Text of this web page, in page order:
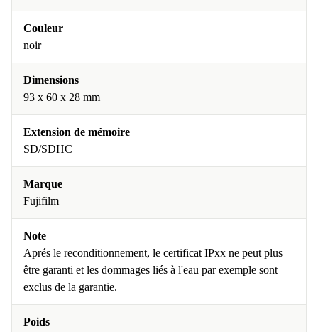
Couleur
noir
Dimensions
93 x 60 x 28 mm
Extension de mémoire
SD/SDHC
Marque
Fujifilm
Note
Aprés le reconditionnement, le certificat IPxx ne peut plus
être garanti et les dommages liés à l'eau par exemple sont
exclus de la garantie.
Poids